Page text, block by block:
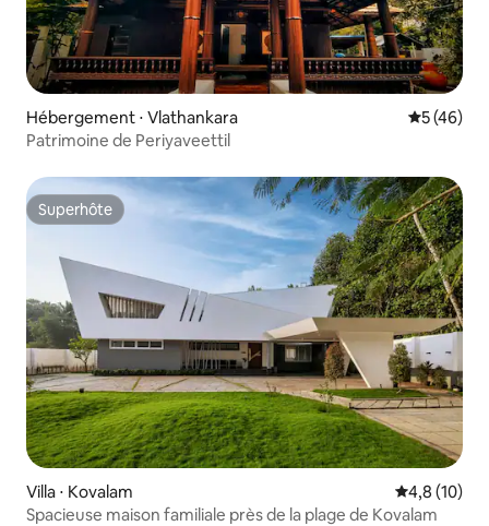
Hébergement ⋅ Vlathankara
5 (46)
Patrimoine de Periyaveettil
Superhôte
Superhôte
Villa ⋅ Kovalam Évaluation
4,8 (10)
Spacieuse maison familiale près de la plage de Kovalam